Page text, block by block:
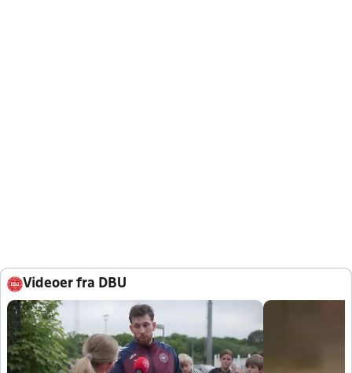
Videoer fra DBU